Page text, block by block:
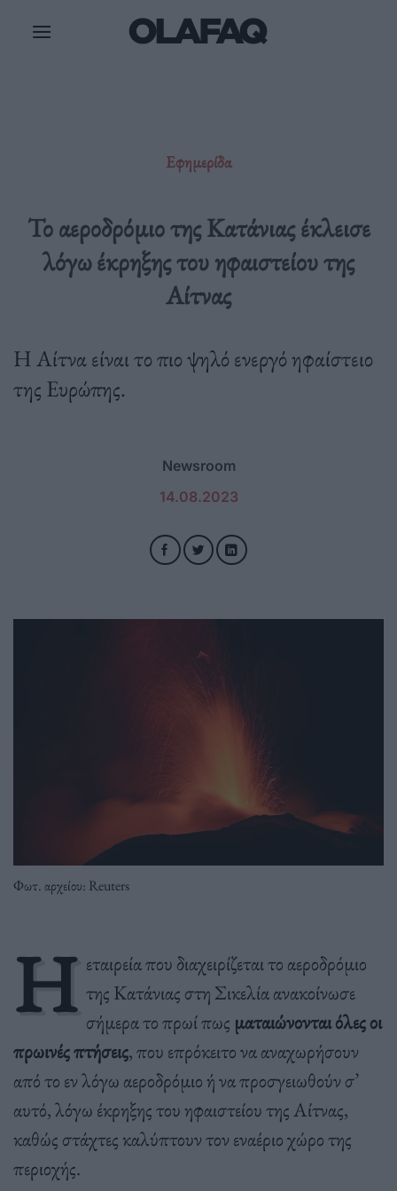
Εφημερίδα
Το αεροδρόμιο της Κατάνιας έκλεισε
λόγω έκρηξης του ηφαιστείου της
Αίτνας
H Αίτνα είναι το πιο ψηλό ενεργό ηφαίστειο
της Ευρώπης.
Newsroom
14.08.2023
Φωτ. αρχείου: Reuters
Η εταιρεία που διαχειρίζεται το αεροδρόμιο
της Κατάνιας στη Σικελία ανακοίνωσε
σήμερα το πρωί πως ματαιώνονται όλες οι
πρωινές πτήσεις, που επρόκειτο να αναχωρήσουν
από το εν λόγω αεροδρόμιο ή να προσγειωθούν σ’
αυτό, λόγω έκρηξης του ηφαιστείου της Αίτνας,
καθώς στάχτες καλύπτουν τον εναέριο χώρο της
περιοχής.